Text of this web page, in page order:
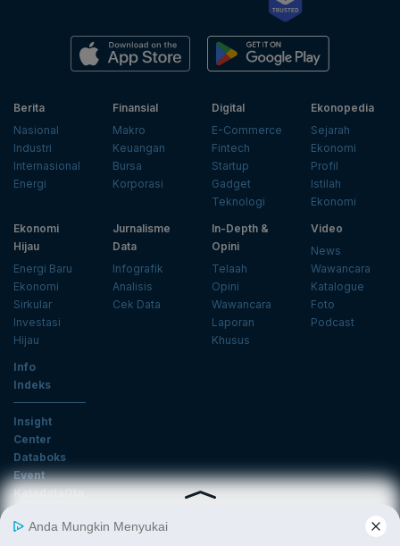
Berita
Nasional
Industri
Internasional
Energi
Finansial
Makro
Keuangan
Bursa
Korporasi
Digital
E-Commerce
Fintech
Startup
Gadget
Teknologi
Ekonopedia
Sejarah
Ekonomi
Profil
Istilah
Ekonomi
Ekonomi
Hijau
Energi Baru
Ekonomi
Sirkular
Investasi
Hijau
Jurnalisme
Data
Infografik
Analisis
Cek Data
In-Depth &
Opini
Telaah
Opini
Wawancara
Laporan
Khusus
Video
News
Wawancara
Katalogue
Foto
Podcast
Info
Indeks
Insight
Center
Databoks
Event
KatadataOto